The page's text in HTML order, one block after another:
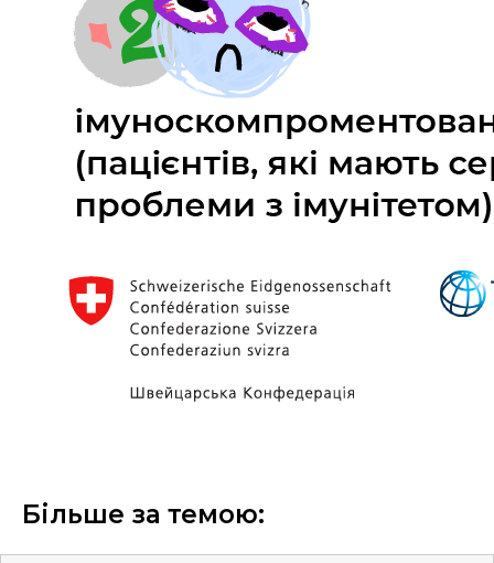
Більше за темою: